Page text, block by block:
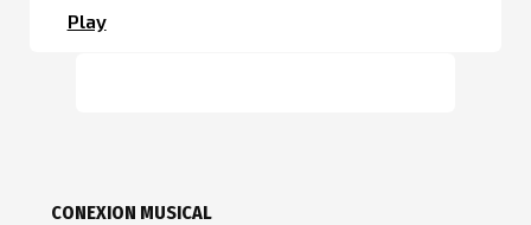
Play
CONEXION MUSICAL